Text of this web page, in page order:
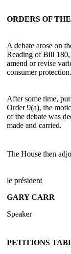
ORDERS OF
A debate arose on
Reading of Bill
amend or revise
consumer protection.
After some time,
Order 9(a), the
of the debate was
made and carried.
The House then
le président
GARY CARR
Speaker
PETITIONS